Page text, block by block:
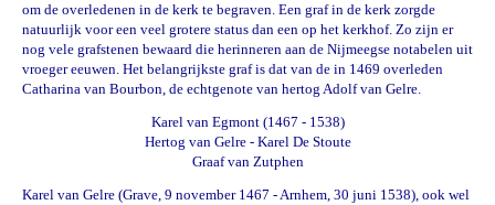
om de overledenen in de kerk te begraven. Een graf in de kerk zorgde
natuurlijk voor een veel grotere status dan een op het kerkhof. Zo zijn er
nog vele grafstenen bewaard die herinneren aan de Nijmeegse notabelen uit
vroeger eeuwen. Het belangrijkste graf is dat van de in 1469 overleden
Catharina van Bourbon, de echtgenote van hertog Adolf van Gelre.
Karel van Egmont (1467 - 1538)
Hertog van Gelre - Karel De Stoute
Graaf van Zutphen
Karel van Gelre (Grave, 9 november 1467 - Arnhem, 30 juni 1538), ook wel